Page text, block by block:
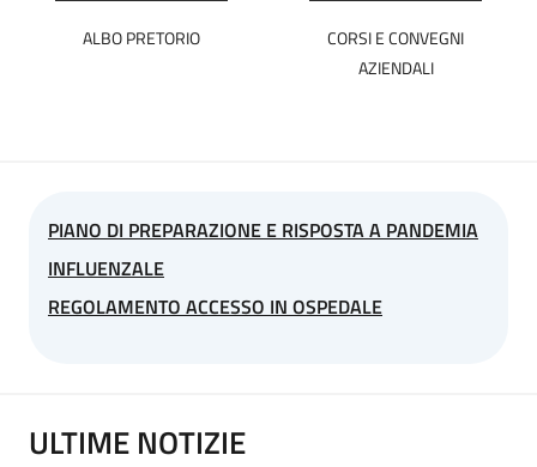
ALBO PRETORIO
CORSI E CONVEGNI
AZIENDALI
PIANO DI PREPARAZIONE E RISPOSTA A PANDEMIA
INFLUENZALE
REGOLAMENTO ACCESSO IN OSPEDALE
ULTIME NOTIZIE